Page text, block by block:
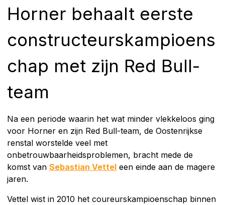
Horner behaalt eerste
constructeurskampioens
chap met zijn Red Bull-
team
Na een periode waarin het wat minder vlekkeloos ging
voor Horner en zijn Red Bull-team, de Oostenrijkse
renstal worstelde veel met
onbetrouwbaarheidsproblemen, bracht mede de
komst van Sebastian Vettel een einde aan de magere
jaren.
Vettel wist in 2010 het coureurskampioenschap binnen